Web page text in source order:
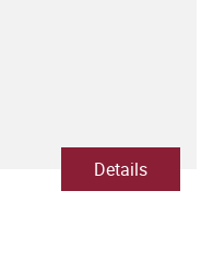
Details